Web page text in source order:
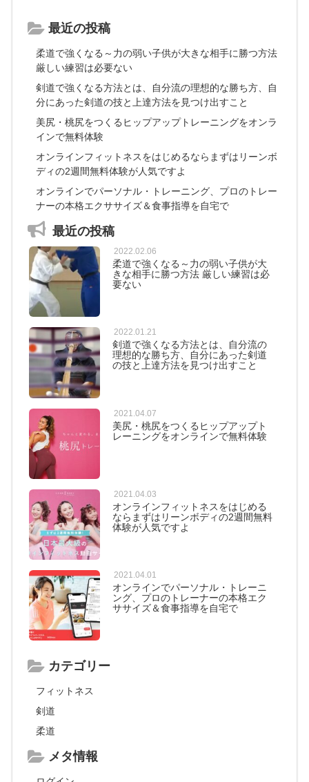
最近の投稿
柔道で強くなる～力の弱い子供が大きな相手に勝つ方法
厳しい練習は必要ない
剣道で強くなる方法とは、自分流の理想的な勝ち方、自
分にあった剣道の技と上達方法を見つけ出すこと
美尻・桃尻をつくるヒップアップトレーニングをオンラ
インで無料体験
オンラインフィットネスをはじめるならまずはリーンボ
ディの2週間無料体験が人気ですよ
オンラインでパーソナル・トレーニング、プロのトレー
ナーの本格エクササイズ＆食事指導を自宅で
最近の投稿
2022.02.06
柔道で強くなる～力の弱い子供が大
きな相手に勝つ方法 厳しい練習は必
要ない
2022.01.21
剣道で強くなる方法とは、自分流の
理想的な勝ち方、自分にあった剣道
の技と上達方法を見つけ出すこと
2021.04.07
美尻・桃尻をつくるヒップアップト
レーニングをオンラインで無料体験
2021.04.03
オンラインフィットネスをはじめる
ならまずはリーンボディの2週間無料
体験が人気ですよ
2021.04.01
オンラインでパーソナル・トレーニ
ング、プロのトレーナーの本格エク
ササイズ＆食事指導を自宅で
カテゴリー
フィットネス
剣道
柔道
メタ情報